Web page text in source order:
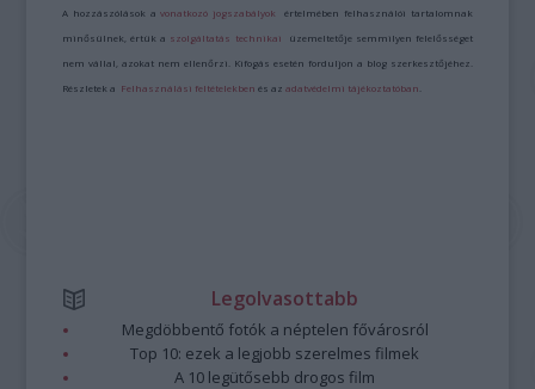
A hozzászólások avonatkozó jogszabályok értelmében felhasználói tartalomnak
minősülnek, értük a szolgáltatás technikai üzemeltetője semmilyen felelősséget
nem vállal, azokat nem ellenőrzi. Kifogás esetén forduljon a blog szerkesztőjéhez.
Részletek a Felhasználási feltételekben és azadatvédelmi tájékoztatóban
Legolvasottabb
Megdöbbentő fotók a néptelen fővárosról
Top 10: ezek a legjobb szerelmes filmek
A 10 legütősebb drogos film